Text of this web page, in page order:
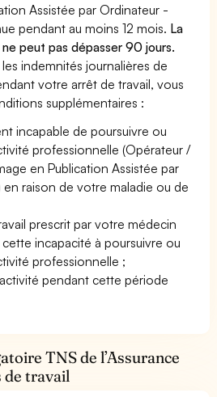
Assistée par Ordinateur -
pendant au moins 12 mois. La
peut pas dépasser 90 jours.
indemnités journalières de
votre arrêt de travail, vous
supplémentaires :
incapable de poursuivre ou
professionnelle (Opérateur /
en Publication Assistée par
raison de votre maladie ou de
prescrit par votre médecin
incapacité à poursuivre ou
professionnelle ;
pendant cette période
TNS de l’Assurance
de travail